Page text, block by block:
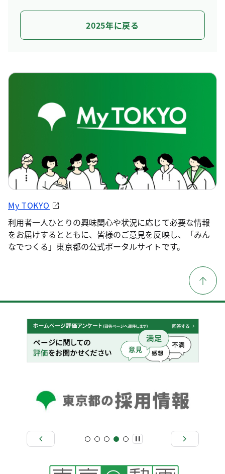
2025年に戻る
My TOKYO
利用者一人ひとりの興味関心や状況に応じて必要な情報
をお届けするとともに、皆様のご意見を反映し、「みん
なでつくる」東京都の公式ポータルサイトです。